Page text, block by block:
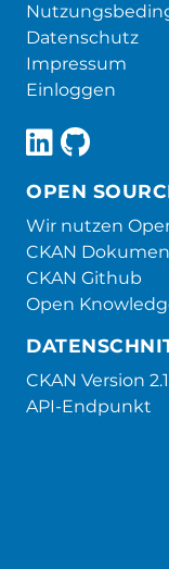
Datenschutz
Impressum
Einloggen
OPEN
Wir nutzen
CKAN
CKAN Github
Open
CKAN Version
API-Endpunkt